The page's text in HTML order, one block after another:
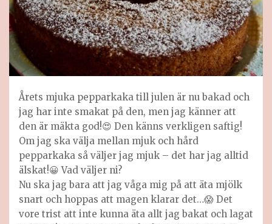
Årets mjuka pepparkaka till julen är nu bakad och
jag har inte smakat på den, men jag känner att
den är mäkta god!😍 Den känns verkligen saftig!
Om jag ska välja mellan mjuk och hård
pepparkaka så väljer jag mjuk – det har jag alltid
älskat!😀 Vad väljer ni?
Nu ska jag bara att jag våga mig på att äta mjölk
snart och hoppas att magen klarar det…😱 Det
vore trist att inte kunna äta allt jag bakat och lagat